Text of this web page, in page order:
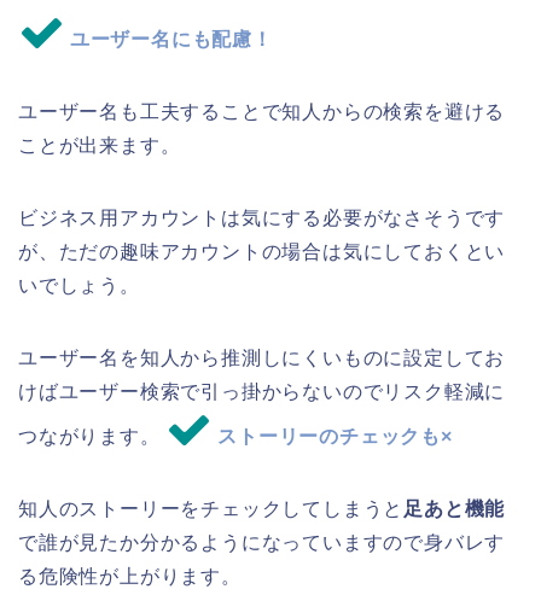
ユーザー名にも配慮！
ユーザー名も工夫することで知人からの検索を避ける
ことが出来ます。
ビジネス用アカウントは気にする必要がなさそうです
が、ただの趣味アカウントの場合は気にしておくとい
いでしょう。
ユーザー名を知人から推測しにくいものに設定してお
けばユーザー検索で引っ掛からないのでリスク軽減に
つながります。 ストーリーのチェックも×
知人のストーリーをチェックしてしまうと 足あと機能
で誰が見たか分かるようになっていますので身バレす
る危険性が上がります。